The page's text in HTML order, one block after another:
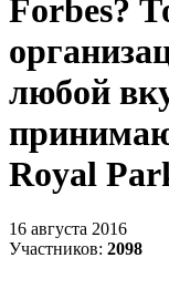
Forbes?
любой
Royal
16 августа 2016
Участников: 2098